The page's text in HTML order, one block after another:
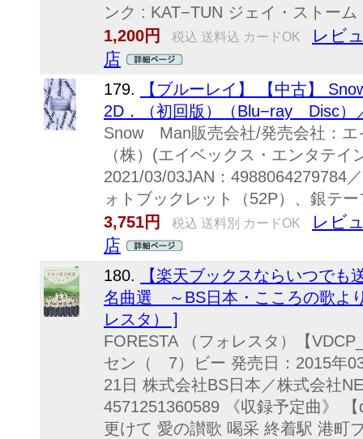
ンク : KAT−TUN ジェイ・ストーム
1,200円
税込 送料込 カードOK
レビ
店
179.
【ブルーレイ】 【中古】
2D．（初回版）（Blu−ray Disc
Snow Man販売会社/発売会社：エ
（株）(エイベックス・エンタテ
2021/03/03JAN：4988064279784
ォトブックレット（52P）、銀テ
3,751円
税込 送料別 カードOK
レビ
店
180.
【楽天ブックスならいつで
名曲選 ～BS日本・こころの歌よ
レスタ） ]
FORESTA （フォレスタ）【
セン（ 7）ビー 発売日：2015年
21日 株式会社BS日本／株式会社
4571251360589 《収録予定曲》
更けて 愛の讃歌 喝采 終着駅 港町